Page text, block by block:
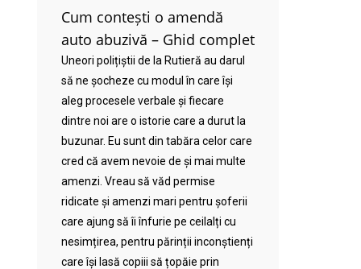
Cum contești o amendă
auto abuzivă – Ghid complet
Uneori polițiștii de la Rutieră au darul
să ne șocheze cu modul în care își
aleg procesele verbale și fiecare
dintre noi are o istorie care a durut la
buzunar. Eu sunt din tabăra celor care
cred că avem nevoie de și mai multe
amenzi. Vreau să văd permise
ridicate și amenzi mari pentru șoferii
care ajung să îi înfurie pe ceilalți cu
nesimțirea, pentru părinții inconștienți
care își lasă copiii să țopăie prin